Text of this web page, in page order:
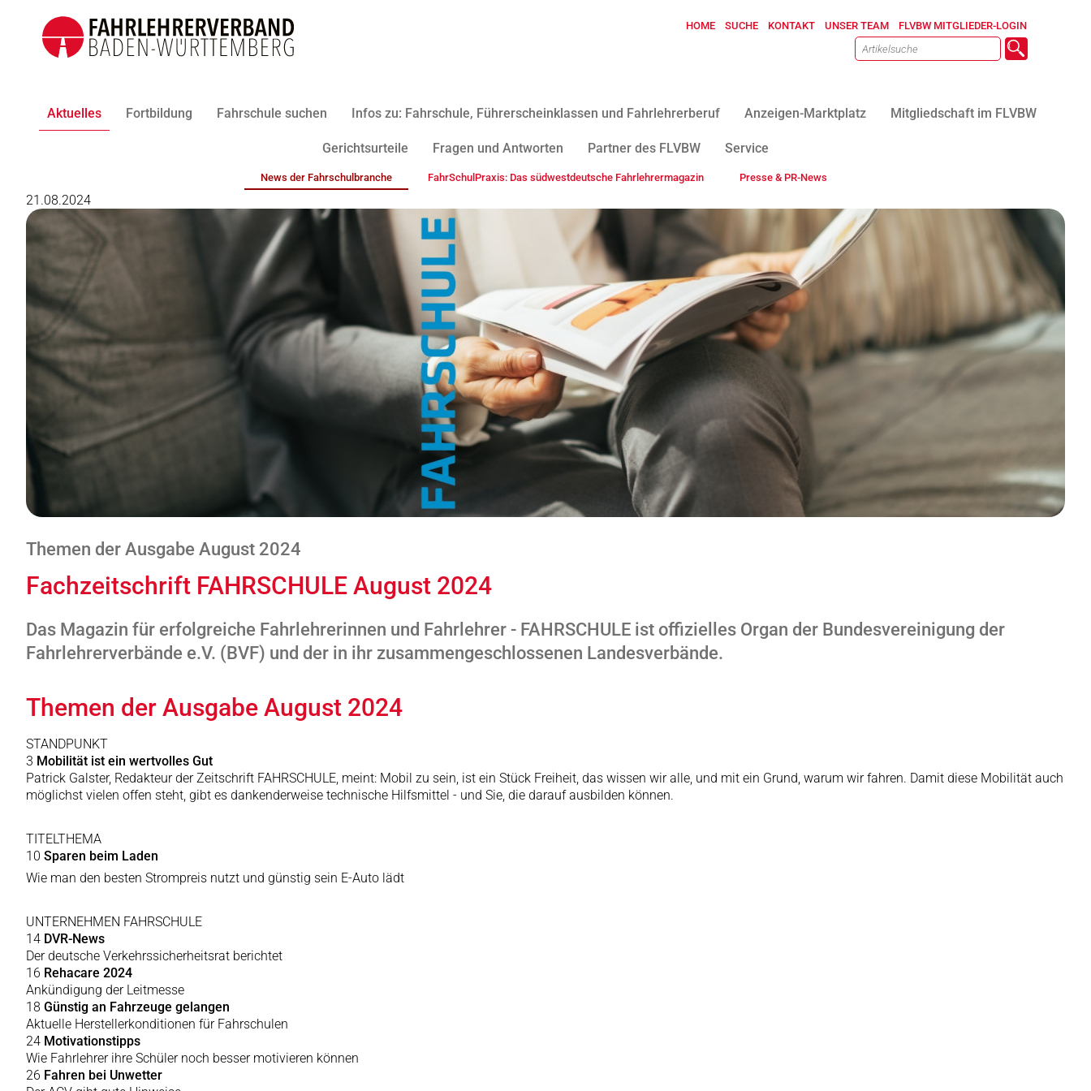
HOME SUCHE KONTAKT UNSER TEAM FLVBW MITGLIEDER-LOGIN
Aktuelles Fortbildung Fahrschule suchen Infos zu: Fahrschule, Führerscheinklassen und Fahrlehrerberuf Anzeigen-Marktplatz Mitgliedschaft im FLVBW
Gerichtsurteile Fragen und Antworten Partner des FLVBW Service
News der Fahrschulbranche FahrSchulPraxis: Das südwestdeutsche Fahrlehrermagazin Presse & PR-News
21.08.2024
Themen der Ausgabe August 2024
Fachzeitschrift FAHRSCHULE August 2024
Das Magazin für erfolgreiche Fahrlehrerinnen und Fahrlehrer - FAHRSCHULE ist offizielles Organ der Bundesvereinigung der
Fahrlehrerverbände e.V. (BVF) und der in ihr zusammengeschlossenen Landesverbände.
Themen der Ausgabe August 2024
STANDPUNKT
3 Mobilität ist ein wertvolles Gut
Patrick Galster, Redakteur der Zeitschrift FAHRSCHULE, meint: Mobil zu sein, ist ein Stück Freiheit, das wissen wir alle, und mit ein Grund, warum wir fahren. Damit diese Mobilität auch
möglichst vielen offen steht, gibt es dankenderweise technische Hilfsmittel - und Sie, die darauf ausbilden können.
TITELTHEMA
10 Sparen beim Laden
Wie man den besten Strompreis nutzt und günstig sein E-Auto lädt
UNTERNEHMEN FAHRSCHULE
14 DVR-News
Der deutsche Verkehrssicherheitsrat berichtet
16 Rehacare 2024
Ankündigung der Leitmesse
18 Günstig an Fahrzeuge gelangen
Aktuelle Herstellerkonditionen für Fahrschulen
24 Motivationstipps
Wie Fahrlehrer ihre Schüler noch besser motivieren können
26 Fahren bei Unwetter